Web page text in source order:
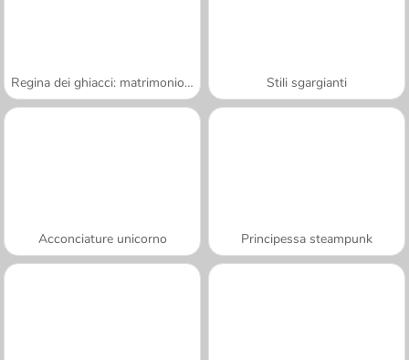
Regina dei ghiacci: matrimonio rovinato Stili sgargianti
Acconciature unicorno Principessa steampunk